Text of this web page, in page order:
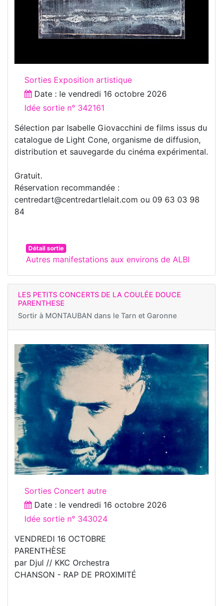
Sorties Exposition artistique
Date : le vendredi 16 octobre 2026
Idée sortie n° 342161
Sélection par Isabelle Giovacchini de films issus du
catalogue de Light Cone, organisme de diffusion,
distribution et sauvegarde du cinéma expérimental.
Gratuit.
Réservation recommandée :
centredart@centredartlelait.com ou 09 63 03 98
84
Détail sortie
Autres manifestations aux environs de ALBI
LES PETITS CONCERTS DE LA COULÉE DOUCE
PARENTHESE
Sortir à MONTAUBAN dans le Tarn et Garonne
Sorties Concert autre
Date : le vendredi 16 octobre 2026
Idée sortie n° 343024
VENDREDI 16 OCTOBRE
PARENTHÈSE
par Djul // KKC Orchestra
CHANSON - RAP DE PROXIMITÉ